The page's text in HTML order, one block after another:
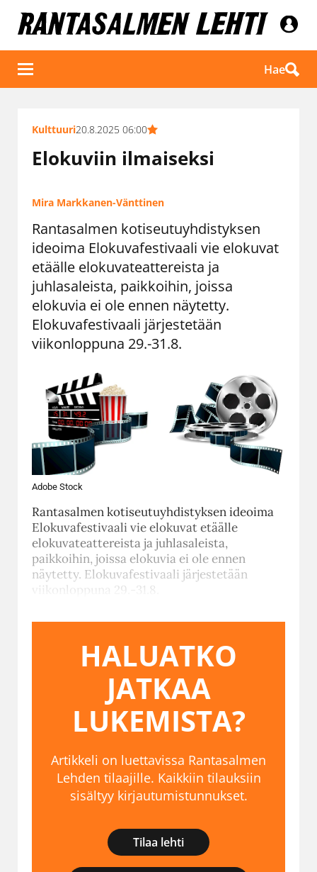
Hae
Kulttuuri20.8.2025 06:00
Elokuviin ilmaiseksi
Mira Markkanen-Vänttinen
Rantasalmen kotiseutuyhdistyksen
ideoima Elokuvafestivaali vie elokuvat
etäälle elokuvateattereista ja
juhlasaleista, paikkoihin, joissa
elokuvia ei ole ennen näytetty.
Elokuvafestivaali järjestetään
viikonloppuna 29.-31.8.
Adobe Stock
Rantasalmen kotiseutuyhdistyksen ideoima
Elokuvafestivaali vie elokuvat etäälle
elokuvateattereista ja juhlasaleista,
paikkoihin, joissa elokuvia ei ole ennen
näytetty. Elokuvafestivaali järjestetään
viikonloppuna 29.-31.8.
HALUATKO
JATKAA
LUKEMISTA?
Artikkeli on luettavissa Rantasalmen
Lehden tilaajille. Kaikkiin tilauksiin
sisältyy kirjautumistunnukset.
Tilaa lehti